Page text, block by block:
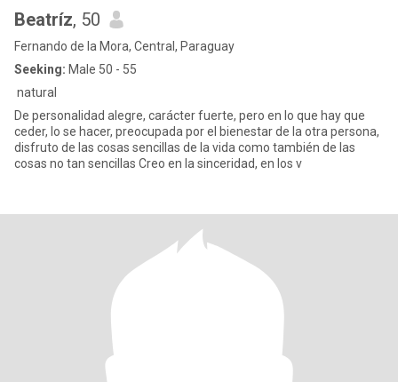
Beatríz, 50
Fernando de la Mora, Central, Paraguay
Seeking: Male 50 - 55
natural
De personalidad alegre, carácter fuerte, pero en lo que hay que
ceder, lo se hacer, preocupada por el bienestar de la otra persona,
disfruto de las cosas sencillas de la vida como también de las
cosas no tan sencillas Creo en la sinceridad, en los v